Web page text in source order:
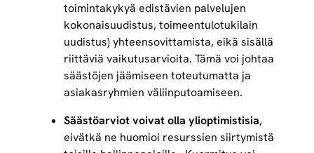
toimintakykyä edistävien palvelujen
kokonaisuudistus, toimeentulotukilain
uudistus) yhteensovittamista, eikä sisällä
riittäviä vaikutusarvioita. Tämä voi johtaa
säästöjen jäämiseen toteutumatta ja
asiakasryhmien väliinputoamiseen.
Säästöarviot voivat olla ylioptimistisia,
eivätkä ne huomioi resurssien siirtymistä